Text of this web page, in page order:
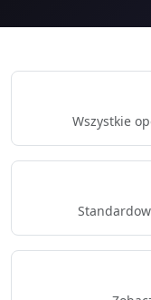
Wszystkie